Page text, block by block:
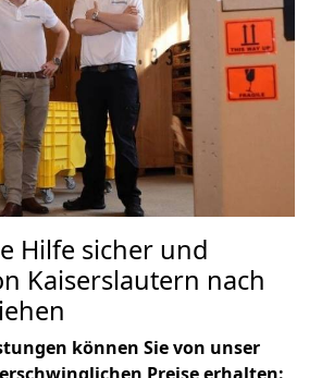
Hilfe sicher und
Kaiserslautern nach
können Sie von unser